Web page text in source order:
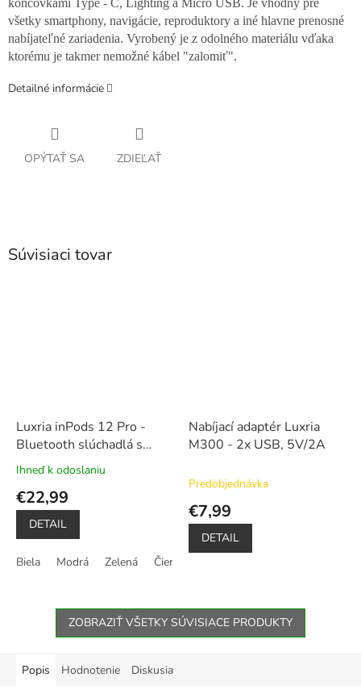
koncovkami Type - C, Lighting a Micro USB. Je vhodný pre
všetky smartphony, navigácie, reproduktory a iné hlavne prenosné
nabíjateľné zariadenia. Vyrobený je z odolného materiálu vďaka
ktorému je takmer nemožné kábel "zalomiť".
Detailné informácie
OPÝTAŤ SA ZDIEĽAŤ
Súvisiaci tovar
Luxria inPods 12 Pro -
Bluetooth slúchadlá s
nabíjacím púzdrom (6
Priemerné
hodnotenie
produktu
5
Ihneď k odoslaniu
€22,99
DETAIL
Biela Modrá Zelená Čierna
Nabíjací adaptér Luxria
M300 - 2x USB, 5V/2A
Predobjednávka
€7,99
DETAIL
ZOBRAZIŤ VŠETKY SÚVISIACE PRODUKTY
Popis Hodnotenie Diskusia